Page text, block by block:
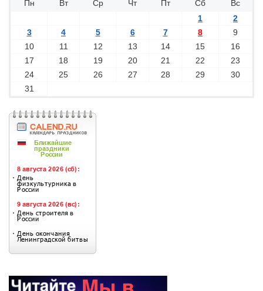
Пн Вт Ср Чт Пт Сб
Вс
1
2
3
4 5 6 7 8
9
10
11 12 13 14 15
16
17
18 19 20 21 22
23
24
25 26 27 28 29
30
31